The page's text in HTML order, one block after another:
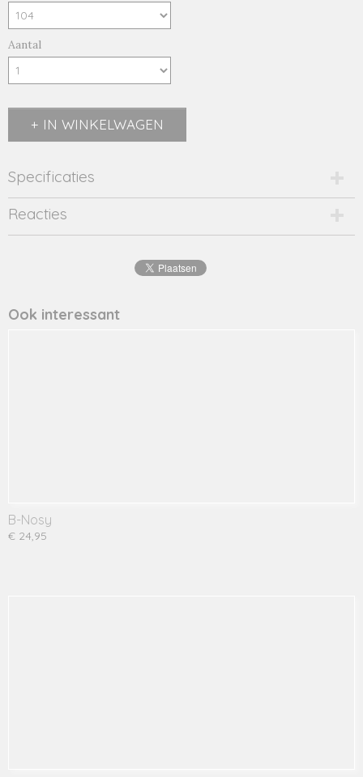
Aantal
IN WINKELWAGEN
Specificaties
Productcode
Y402-5430-004-20005
Productcode leverancier
Reacties
Ook interessant
B-Nosy
€ 24,95